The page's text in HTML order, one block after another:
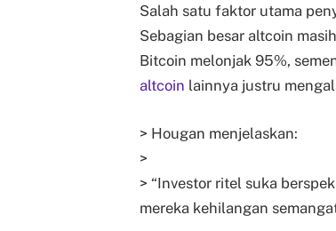
Salah satu faktor utama
Sebagian besar altcoin
Bitcoin melonjak 95%,
altcoin lainnya justru
> Hougan menjelaskan:
>
> “Investor ritel suka
mereka kehilangan